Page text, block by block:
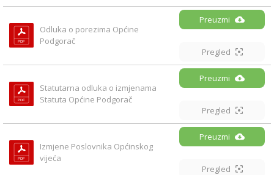
Odluka o porezima Općine
Podgorač
Preuzmi
Pregled
Statutarna odluka o izmjenama
Statuta Općine Podgorač
Preuzmi
Pregled
Izmjene Poslovnika Općinskog
vijeća
Preuzmi
Pregled